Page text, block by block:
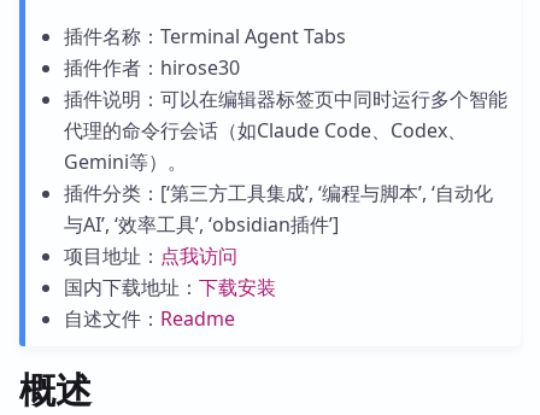
插件名称：Terminal Agent Tabs
插件作者：hirose30
插件说明：可以在编辑器标签页中同时运行多个智能
代理的命令行会话（如Claude Code、Codex、
Gemini等）。
插件分类：[‘第三方工具集成’, ‘编程与脚本’, ‘自动化
与AI’, ‘效率工具’, ‘obsidian插件’]
项目地址： 点我访问
国内下载地址： 下载安装
自述文件： Readme
概述